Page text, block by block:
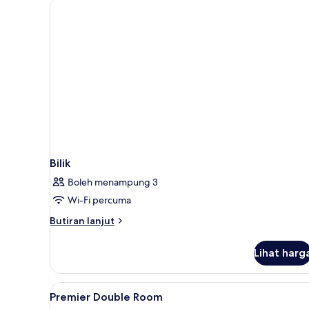
Bilik
Boleh menampung 3
Wi-Fi percuma
Butiran lanjut
Butiran
Lihat
Lihat
semua
Bar mini, peti besi dalam bilik,
8
Premier Double Room